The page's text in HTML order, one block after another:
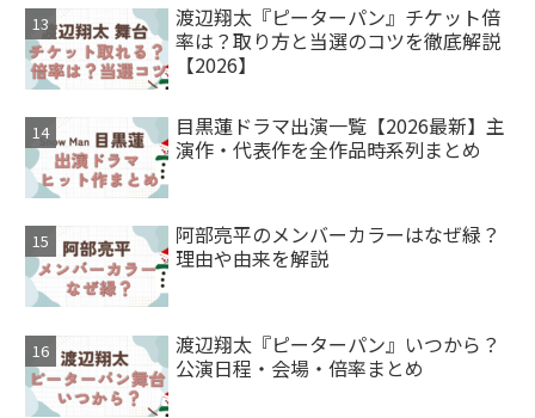
渡辺翔太『ピーターパン』チケット倍
率は？取り方と当選のコツを徹底解説
【2026】
目黒蓮ドラマ出演一覧【2026最新】主
演作・代表作を全作品時系列まとめ
阿部亮平のメンバーカラーはなぜ緑？
理由や由来を解説
渡辺翔太『ピーターパン』いつから？
公演日程・会場・倍率まとめ